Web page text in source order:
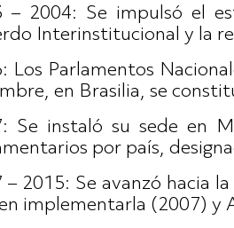
– 2004: Se impulsó el
Interinstitucional y la
Los Parlamentos
en Brasilia, se
Se instaló su sede en
por país,
– 2015: Se avanzó hacia
implementarla (2007) y